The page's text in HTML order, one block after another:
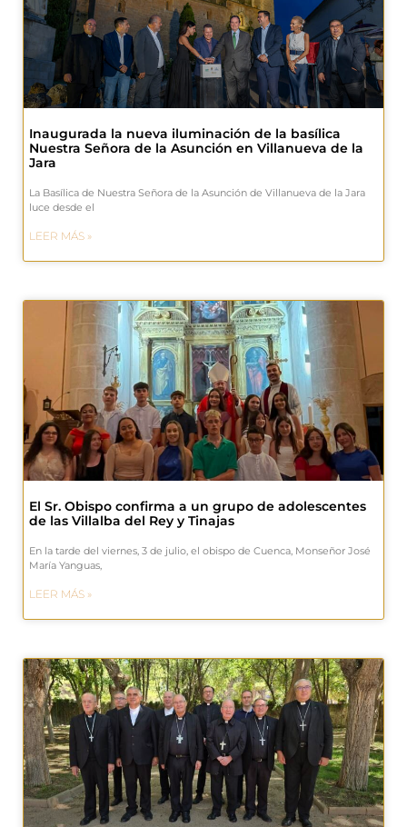
Inaugurada la nueva iluminación de la basílica
Nuestra Señora de la Asunción en Villanueva de la
Jara
La Basílica de Nuestra Señora de la Asunción de Villanueva de la Jara
luce desde el
LEER MÁS »
El Sr. Obispo confirma a un grupo de adolescentes
de las Villalba del Rey y Tinajas
En la tarde del viernes, 3 de julio, el obispo de Cuenca, Monseñor José
María Yanguas,
LEER MÁS »